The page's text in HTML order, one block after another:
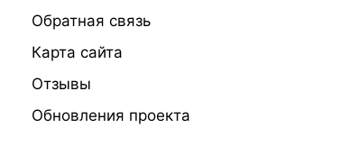
Обратная связь
Карта сайта
Отзывы
Обновления проекта